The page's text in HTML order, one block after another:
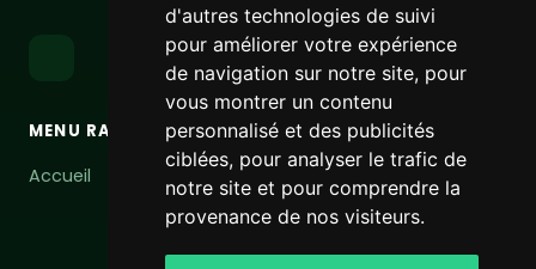
d'autres technologies de suivi
pour améliorer votre expérience
de navigation sur notre site, pour
vous montrer un contenu
personnalisé et des publicités
ciblées, pour analyser le trafic de
notre site et pour comprendre la
provenance de nos visiteurs.
MENU RAPIDE
Accueil
LIENS
Conditions d'utilisation
Politique de
confidentialité